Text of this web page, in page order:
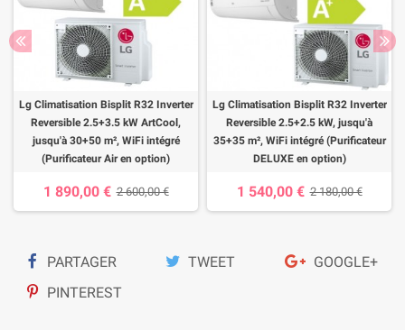
Lg Climatisation Bisplit R32 Inverter
Reversible 2.5+3.5 kW ArtCool,
jusqu'à 30+50 m², WiFi intégré
(Purificateur Air en option)
1 890,00 € 2 600,00 €
Lg Climatisation Bisplit R32 Inverter
Reversible 2.5+2.5 kW, jusqu'à
35+35 m², WiFi intégré (Purificateur
DELUXE en option)
1 540,00 € 2 180,00 €
PARTAGER TWEET
GOOGLE+
PINTEREST